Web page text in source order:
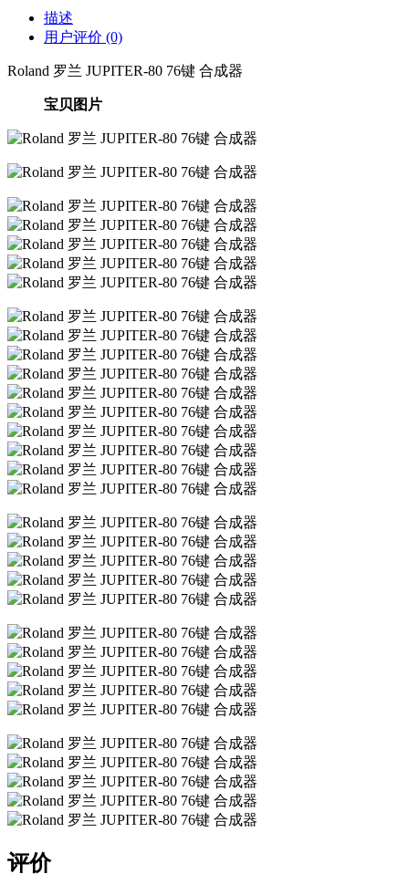
描述
用户评价 (0)
Roland 罗兰 JUPITER-80 76键 合成器
宝贝图片
评价